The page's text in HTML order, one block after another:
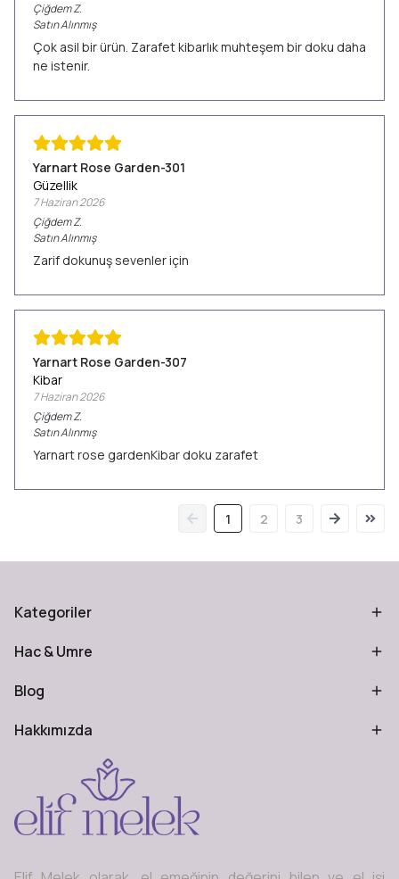
ÇiğdemZ.
Satın Alınmış
Çok asil bir ürün. Zarafet kibarlık muhteşem bir doku daha
ne istenir.
Yarnart Rose Garden-301
Güzellik
7 Haziran 2026
ÇiğdemZ.
Satın Alınmış
Zarif dokunuş sevenler için
Yarnart Rose Garden-307
Kibar
7 Haziran 2026
ÇiğdemZ.
Satın Alınmış
Yarnart rose gardenKibar doku zarafet
1 2 3
Kategoriler
Hac & Umre
Blog
Hakkımızda